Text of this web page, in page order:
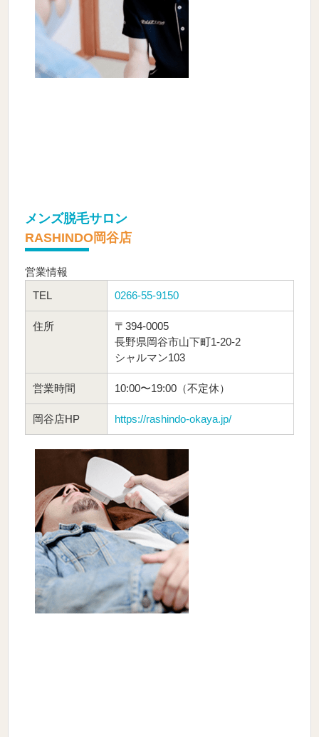
メンズ脱毛サロン
RASHINDO岡谷店
営業情報
TEL
0266-55-9150
住所
〒394-0005
長野県岡谷市山下町1-20-2
シャルマン103
営業時間 10:00〜19:00（不定休）
岡谷店HP https://rashindo-okaya.jp/